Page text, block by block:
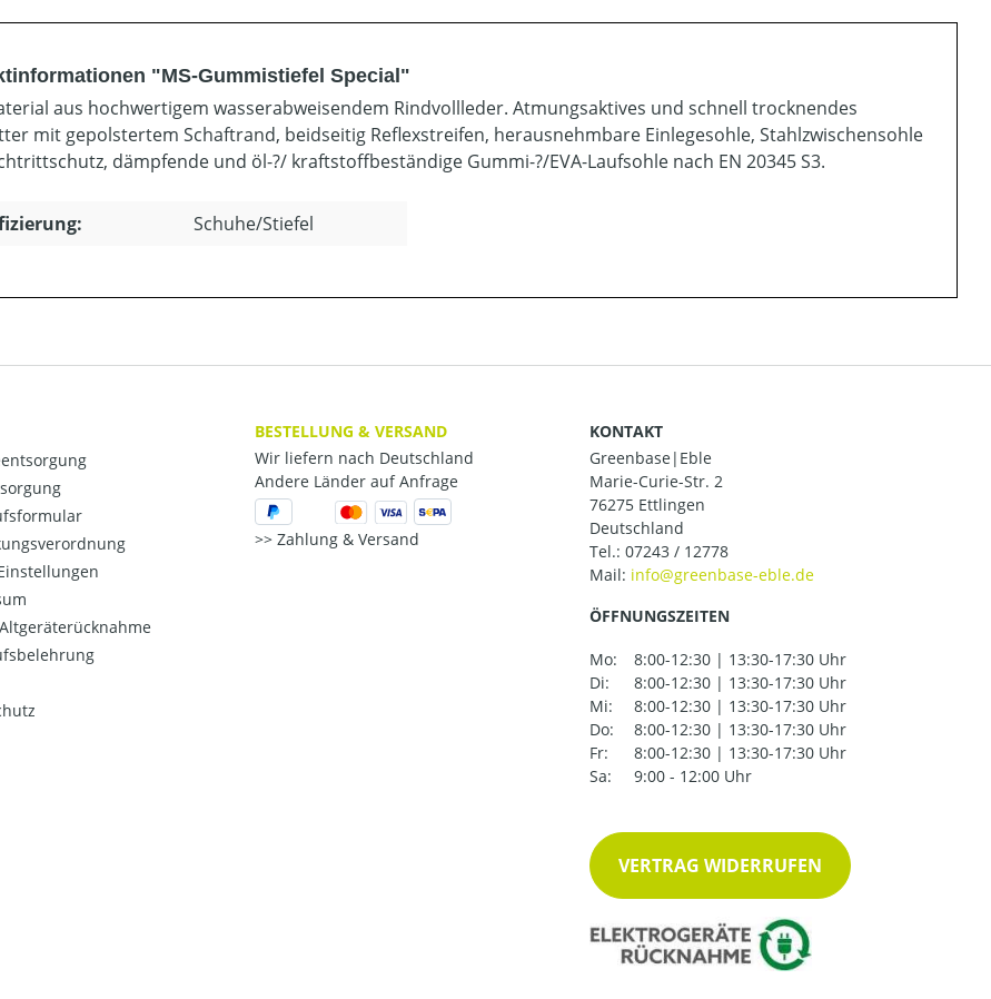
"MS-Gummistiefel Special"
aus hochwertigem wasserabweisendem Rindvollleder. Atmungsaktives und schnell trocknendes
mit gepolstertem Schaftrand, beidseitig Reflexstreifen, herausnehmbare Einlegesohle, Stahlzwischensohle
dämpfende und öl-?/ kraftstoffbeständige Gummi-?/EVA-Laufsohle nach EN 20345 S3.
Schuhe/Stiefel
BESTELLUNG & VERSAND
Wir liefern nach Deutschland
Andere Länder auf Anfrage
Zahlung & Versand
KONTAKT
Greenbase|Eble
Marie-Curie-Str. 2
76275 Ettlingen
Deutschland
Tel.: 07243 / 12778
Mail:
ÖFFNUNGSZEITEN
Mo:
8:00-12:30 | 13:30-17:30 Uhr
Di:
8:00-12:30 | 13:30-17:30 Uhr
Mi:
8:00-12:30 | 13:30-17:30 Uhr
Do:
8:00-12:30 | 13:30-17:30 Uhr
Fr:
8:00-12:30 | 13:30-17:30 Uhr
Sa:
9:00 - 12:00 Uhr
VERTRAG WIDERRUFEN